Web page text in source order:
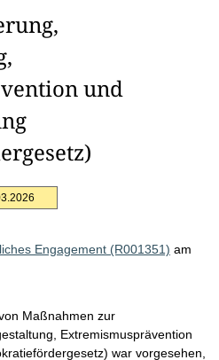
und
Engagement (R001351) am
Maßnahmen zur
Extremismusprävention
war vorgesehen,